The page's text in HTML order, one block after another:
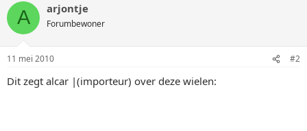
A arjontje
Forumbewoner
11 mei 2010 #2
Dit zegt alcar |(importeur) over deze wielen: